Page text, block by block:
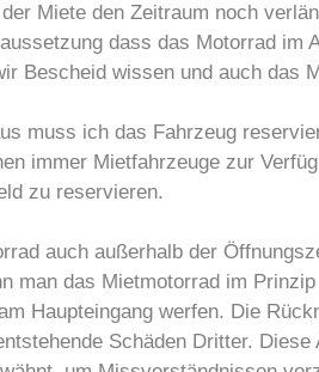
Miete den Zeitraum noch
dass das Motorrad im
Bescheid wissen und auch das
muss ich das Fahrzeug
immer Mietfahrzeuge zur
zu reservieren.
auch außerhalb der
man das Mietmotorrad im
Haupteingang werfen. Die
Schäden Dritter.